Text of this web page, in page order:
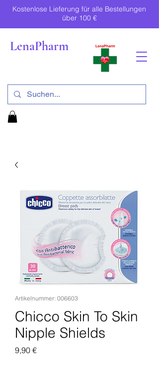
Kostenlose Lieferung für alle Bestellungen
über 100 €
LenaPharm
Artikelnummer: 006603
Chicco Skin To Skin
Nipple Shields
9,90 €Preis